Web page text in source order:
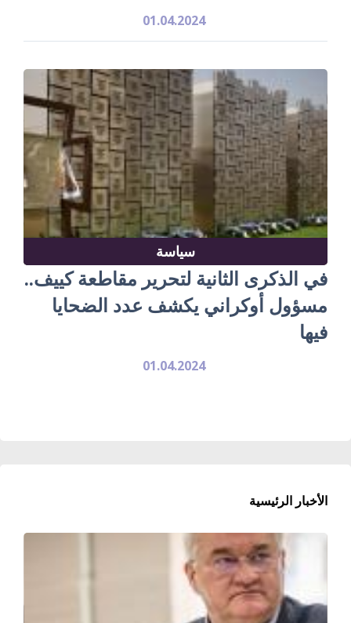
01.04.2024
سياسة
في الذكرى الثانية لتحرير مقاطعة كييف..
مسؤول أوكراني يكشف عدد الضحايا
فيها
01.04.2024
الأخبار الرئيسية